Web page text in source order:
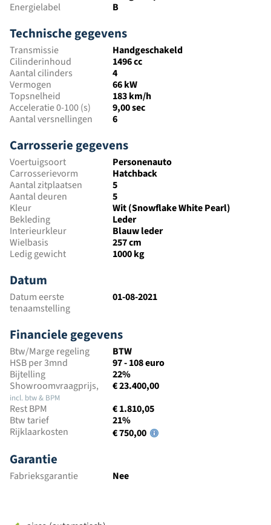
Energielabel
B
Technische gegevens
Transmissie
Handgeschakeld
Cilinderinhoud
1496 cc
Aantal cilinders
4
Vermogen
66 kW
Topsnelheid
183 km/h
Acceleratie 0-100 (s)
9,00 sec
Aantal versnellingen
6
Carrosserie gegevens
Voertuigsoort
Personenauto
Carrosserievorm
Hatchback
Aantal zitplaatsen
5
Aantal deuren
5
Kleur
Wit (Snowflake White Pearl)
Bekleding
Leder
Interieurkleur
Blauw leder
Wielbasis
257 cm
Ledig gewicht
1000 kg
Datum
Datum eerste
tenaamstelling
01-08-2021
Financiele gegevens
Btw/Marge regeling
BTW
HSB per 3mnd
97 - 108 euro
Bijtelling
22%
Showroomvraagprijs,
incl. btw & BPM
€ 23.400,00
Rest BPM
€ 1.810,05
Btw tarief
21%
Rijklaarkosten
€ 750,00
Garantie
Fabrieksgarantie Nee